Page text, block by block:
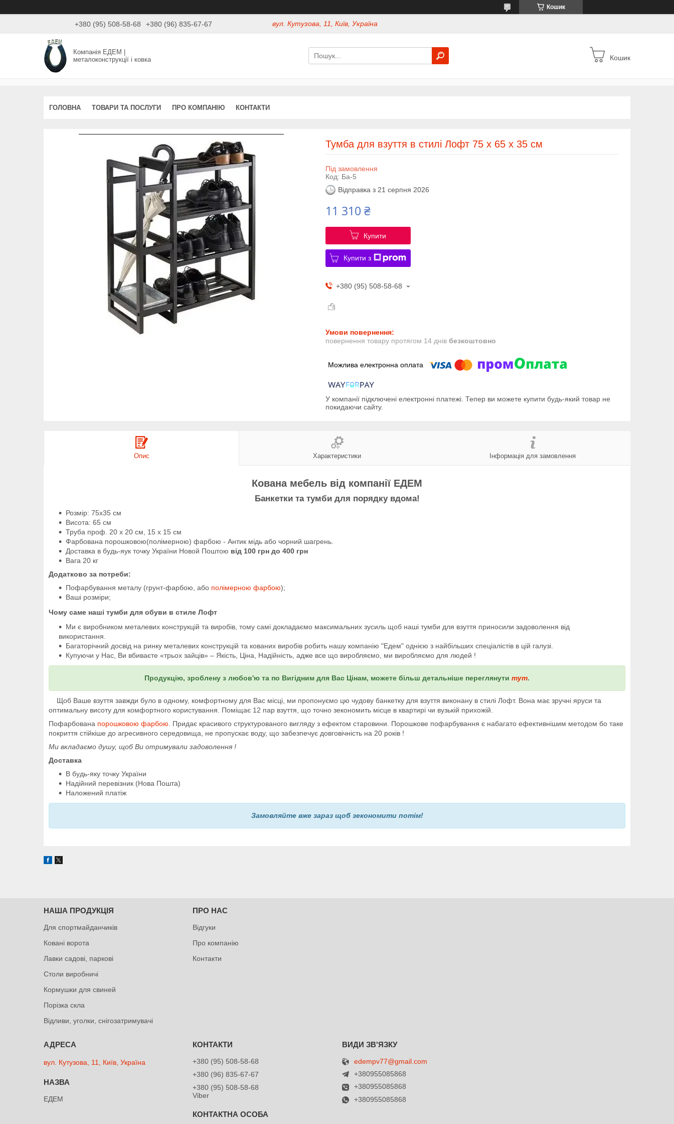
Кошик
+380 (95) 508-58-68 +380 (96) 835-67-67 вул. Кутузова, 11, Київ, Україна
Компанія ЕДЕМ |
металоконструкції і ковка
Кошик
ГОЛОВНА ТОВАРИ ТА ПОСЛУГИ ПРО КОМПАНІЮ КОНТАКТИ
Тумба для взуття в стилі Лофт 75 х 65 х 35 см
Під замовлення
Код: Ба-5
Відправка з 21 серпня 2026
11 310 ₴
Купити
Купити з
+380 (95) 508-58-68
повернення товару протягом 14 днів безкоштовно
У компанії підключені електронні платежі. Тепер ви можете купити будь-який товар не
покидаючи сайту.
Опис Характеристики Інформація для замовлення
Кована мебель від компанії ЕДЕМ
Банкетки та тумби для порядку вдома!
Розмір: 75х35 см
Висота: 65 см
Труба проф. 20 х 20 см, 15 х 15 см
Фарбована порошковою(полімерною) фарбою - Антик мідь або чорний шагрень.
Доставка в будь-яук точку України Новой Поштою від 100 грн до 400 грн
Вага 20 кг
Додатково за потреби:
Пофарбування металу (грунт-фарбою, або полімерною фарбою);
Ваші розміри;
Чому саме наші тумби для обуви в стиле Лофт
Ми є виробником металевих конструкцій та виробів, тому самі докладаємо максимальних зусиль щоб наші тумби для взуття приносили задоволення від
використання.
Багаторічний досвід на ринку металевих конструкцій та кованих виробів робить нашу компанію "Едем" однією з найбільших спеціалістів в цій галузі.
Купуючи у Нас, Ви вбиваєте «трьох зайців» – Якість, Ціна, Надійність, адже все що виробляємо, ми виробляємо для людей !
Продукцію, зроблену з любов'ю та по Вигідним для Вас Цінам, можете більш детальніше переглянути тут.
Щоб Ваше взуття завжди було в одному, комфортному для Вас місці, ми пропонуємо цю чудову банкетку для взуття виконану в стилі Лофт. Вона має зручні яруси та
оптимальну висоту для комфортного користування. Поміщає 12 пар взуття, що точно зекономить місце в квартирі чи вузькій прихожій.
Пофарбована порошковою фарбою. Придає красивого структурованого вигляду з ефектом старовини. Порошкове пофарбування є набагато ефективнішим методом бо таке
покриття стійкіше до агресивного середовища, не пропускає воду, що забезпечує довговічність на 20 років !
Ми вкладаємо душу, щоб Ви отримували задоволення !
Доставка
В будь-яку точку України
Надійний перевізник (Нова Пошта)
Наложений платіж
Замовляйте вже зараз щоб зекономити потім!
НАША ПРОДУКЦІЯ
Для спортмайданчиків
Ковані ворота
Лавки садові, паркові
Столи виробничі
Кормушки для свиней
Порізка скла
Відливи, уголки, снігозатримувачі
ПРО НАС
Відгуки
Про компанію
Контакти
вул. Кутузова, 11, Київ, Україна
ЕДЕМ
+380 (95) 508-58-68
+380 (96) 835-67-67
+380 (95) 508-58-68
Viber
edempv77@gmail.com
+380955085868
+380955085868
+380955085868